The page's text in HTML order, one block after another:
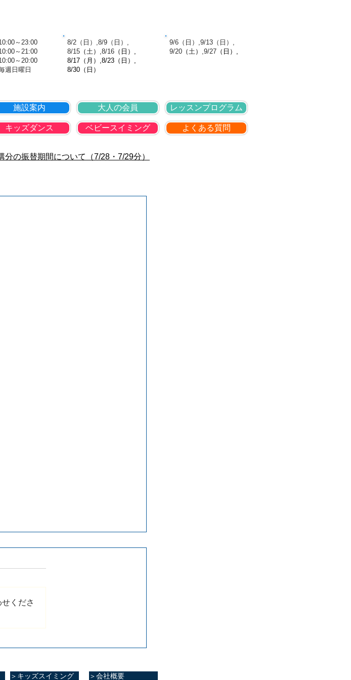
～23:00
～21:00
～20:00
日曜日
​ 8/2（日）,8/9（日）,
8/15 （土） ,8/16 （日 ）,
8/17（月）,8/23（日）,
8/30（日）
​ 9/6（日）,9/13（日）,
9/20 （土） ,9/27 （日 ）,
施設案内
キッズダンス
大人の会員
ベビースイミング
レッスンプログラム
よくある質問
の振替期間について（7/28・7/29分）
くださ
＞キッズスイミング
＞会社概要